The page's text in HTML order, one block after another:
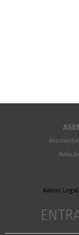
Avisos